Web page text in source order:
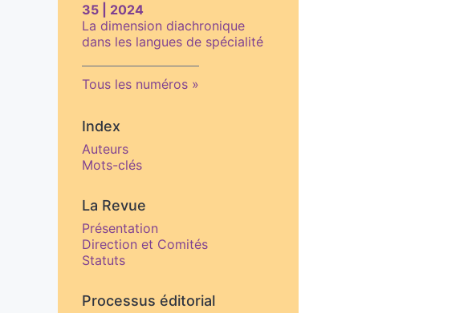
35 | 2024
La dimension diachronique
dans les langues de spécialité
Tous les numéros
Index
Auteurs
Mots-clés
La Revue
Présentation
Direction et Comités
Statuts
Processus éditorial